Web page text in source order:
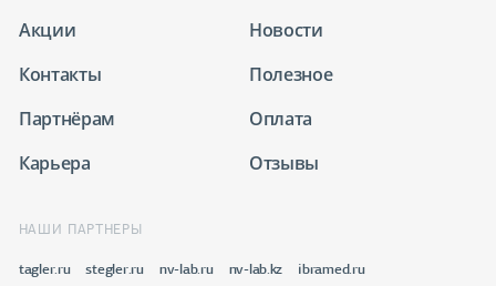
Акции
Новости
Контакты
Полезное
Партнёрам
Оплата
Карьера
Отзывы
НАШИ ПАРТНЕРЫ
tagler.ru stegler.ru nv-lab.ru nv-lab.kz ibramed.ru